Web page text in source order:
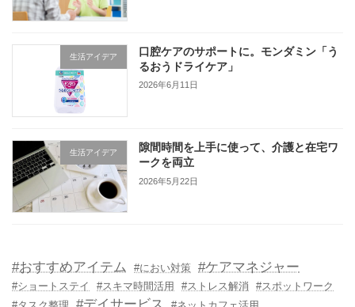
生活アイデア
口腔ケアのサポートに。モンダミン「う
るおうドライケア」
2026年6月11日
生活アイデア
隙間時間を上手に使って、介護と在宅ワ
ークを両立
2026年5月22日
#おすすめアイテム #におい対策 #ケアマネジャー
#ショートステイ #スキマ時間活用 #ストレス解消
#スポットワーク